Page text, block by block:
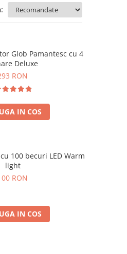
Glob Pamantesc cu 4
Deluxe
RON
IN COS
100 becuri LED Warm
light
RON
IN COS